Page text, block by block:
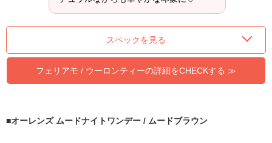
スペックを見る
フェリアモ / ウーロンティーの詳細をCHECKする ≫
オーレンズ ムードナイトワンデー / ムードブラウン